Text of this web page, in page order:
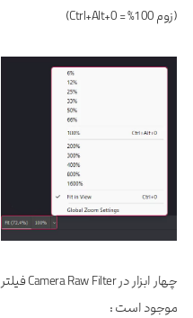
(زوم 100% = Ctrl+Alt+0)
چهار ابزار در Camera Raw Filter فیلتر
موجود است :